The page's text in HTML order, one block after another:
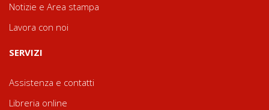
Notizie e Area stampa
Lavora con noi
SERVIZI
Assistenza e contatti
Libreria online